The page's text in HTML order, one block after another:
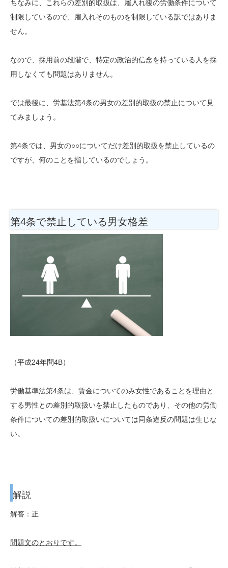
ちなみに、これらの差別的取扱は、雇入れ後の労働条件について
制限しているので、雇入れそのものを制限している訳ではありま
せん。
なので、採用前の段階で、特定の政治的信念を持っている人を採
用しなくても問題はありません。
では最後に、労基法第4条の男女の差別的取扱の禁止について見
てみましょう。
第4条では、男女の○○についてだけ差別的取扱を禁止しているの
ですが、何のことを指しているのでしょう。
第4条で禁止している男女格差
（平成24年問4B）
労働基準法第4条は、賃金についてのみ女性であることを理由と
する男性との差別的取扱いを禁止したものであり、その他の労働
条件についての差別的取扱いについては同条違反の問題は生じな
い。
解説
解答：正
問題文のとおりです。